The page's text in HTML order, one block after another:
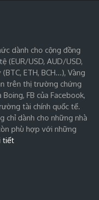
dành cho cộng đồng
(EUR/USD, AUD/USD,
ETH, BCH…), Vàng
trên thị trường chứng
FB của Facebook,
tài chính quốc tế.
chỉ dành cho những nhà
phù hợp với những
tiết